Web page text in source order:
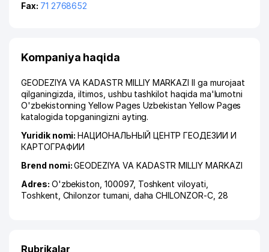
Fax: 71 2768652
Kompaniya haqida
GEODEZIYA VA KADASTR MILLIY MARKAZI II ga murojaat
qilganingizda, iltimos, ushbu tashkilot haqida ma'lumotni
O'zbekistonning Yellow Pages Uzbekistan Yellow Pages
katalogida topganingizni ayting.
Yuridik nomi:НАЦИОНАЛЬНЫЙ ЦЕНТР ГЕОДЕЗИИ И
КАРТОГРАФИИ
Brend nomi:GEODEZIYA VA KADASTR MILLIY MARKAZI
Adres: O'zbekiston, 100097, Toshkent viloyati
Toshkent Chilonzor tumani daha CHILONZOR-C, 28
Rubrikalar